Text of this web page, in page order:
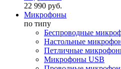
22 990 руб.
Микрофоны
по типу
Беспроводные
Настольные
Петличные
Микрофоны USB